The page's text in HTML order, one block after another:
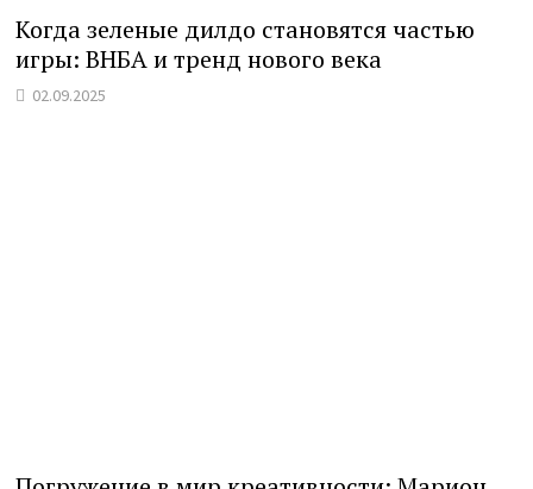
Когда зеленые дилдо становятся частью
игры: ВНБА и тренд нового века
02.09.2025